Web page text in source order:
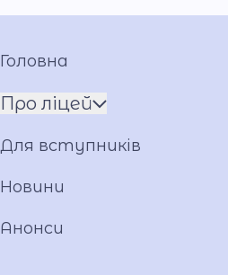
Головна
Про ліцей
Команда
Накази
Для вступників
Новини
Анонси